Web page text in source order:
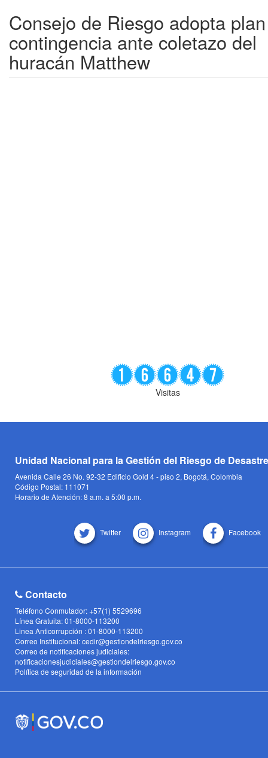
Consejo de Riesgo adopta
contingencia ante coletazo del
huracán Matthew
Visitas
Unidad Nacional para la Gestión del Riesgo de
Avenida Calle 26 No. 92-32 Edificio Gold 4 - piso 2, Bogotá, Colombia
Código Postal: 111071
Horario de Atención: 8 a.m. a 5:00 p.m.
Twitter Instagram Facebook
Contacto
Teléfono Conmutador: +57(1) 5529696
Línea Gratuita: 01-8000-113200
Linea Anticorrupción : 01-8000-113200
Correo Institucional: cedir@gestiondelriesgo.gov.co
Correo de notificaciones judiciales:
notificacionesjudiciales@gestiondelriesgo.gov.co
Política de seguridad de la información